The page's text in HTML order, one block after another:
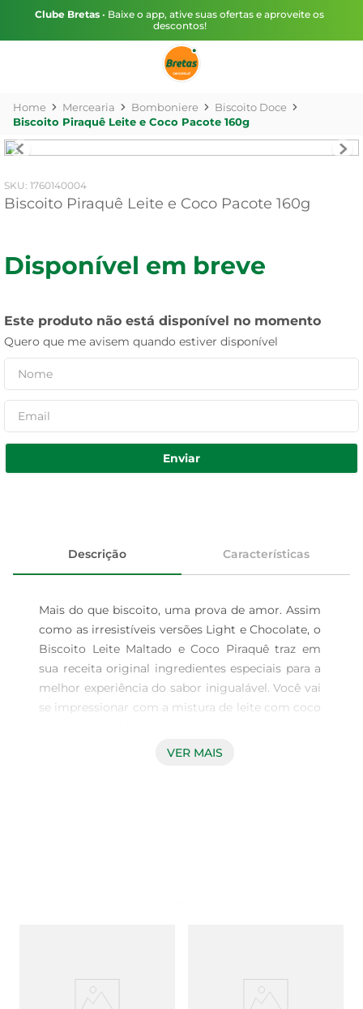
Clube Bretas • Baixe o app, ative suas ofertas e aproveite os
descontos!
Mercearia Bomboniere
Biscoito Doce
Biscoito Piraquê Leite e Coco Pacote 160g
: 1760140004
Biscoito Piraquê Leite e Coco Pacote 160g
Disponível em breve
Este produto não está disponível no momento
Quero que me avisem quando estiver disponível
Enviar
Descrição Características
Mais do que biscoito, uma prova de amor. Assim
como as irresistíveis versões Light e Chocolate, o
Biscoito Leite Maltado e Coco Piraquê traz em
sua receita original ingredientes especiais para a
melhor experiência do sabor inigualável. Você vai
se impressionar com a mistura de leite com coco
trans, macio e crocante, para degustar sozinho ou
VER MAIS